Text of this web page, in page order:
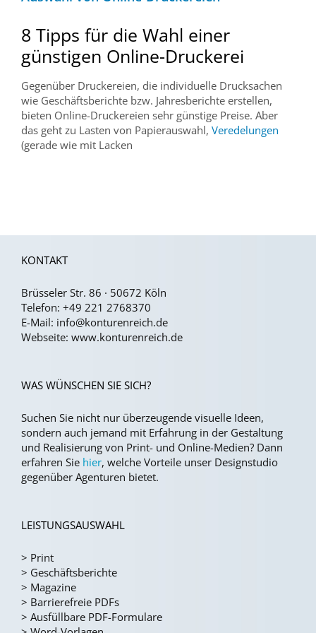
8 Tipps für die Wahl einer
günstigen Online-Druckerei
Gegenüber Druckereien, die individuelle Drucksachen
wie Geschäftsberichte bzw. Jahresberichte erstellen,
bieten Online-Druckereien sehr günstige Preise. Aber
das geht zu Lasten von Papierauswahl, Veredelungen
(gerade wie mit Lacken
KONTAKT
Brüsseler Str. 86 · 50672 Köln
Telefon: +49 221 2768370
E-Mail: info@konturenreich.de
Webseite: www.konturenreich.de
WAS WÜNSCHEN SIE SICH?
Suchen Sie nicht nur überzeugende visuelle Ideen,
sondern auch jemand mit Erfahrung in der Gestaltung
und Realisierung von Print- und Online-Medien? Dann
erfahren Sie hier, welche Vorteile unser Designstudio
gegenüber Agenturen bietet.
LEISTUNGSAUSWAHL
> Print
> Geschäftsberichte
> Magazine
> Barrierefreie PDFs
> Ausfüllbare PDF-Formulare